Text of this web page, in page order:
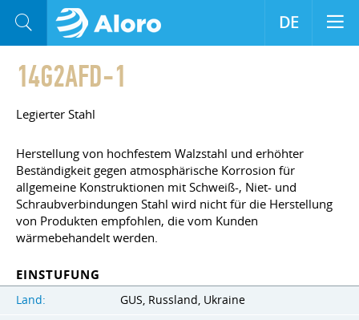
14G2AFD-1
Legierter Stahl
Herstellung von hochfestem Walzstahl und erhöhter
Beständigkeit gegen atmosphärische Korrosion für
allgemeine Konstruktionen mit Schweiß-, Niet- und
Schraubverbindungen Stahl wird nicht für die Herstellung
von Produkten empfohlen, die vom Kunden
wärmebehandelt werden.
EINSTUFUNG
Land:
GUS, Russland, Ukraine
DE